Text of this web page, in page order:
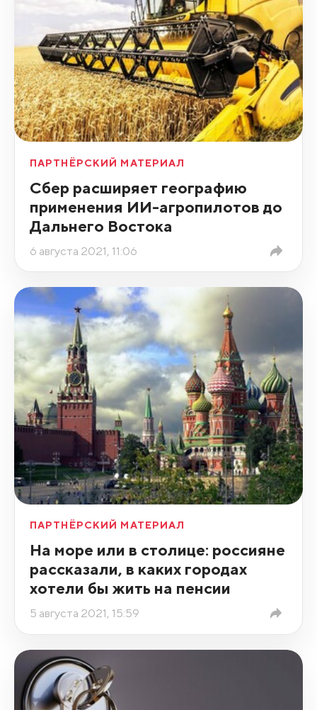
ПАРТНЁРСКИЙ МАТЕРИАЛ
Сбер расширяет географию
применения ИИ-агропилотов до
Дальнего Востока
6 августа 2021, 11:06
ПАРТНЁРСКИЙ МАТЕРИАЛ
На море или в столице: россияне
рассказали, в каких городах
хотели бы жить на пенсии
5 августа 2021, 15:59